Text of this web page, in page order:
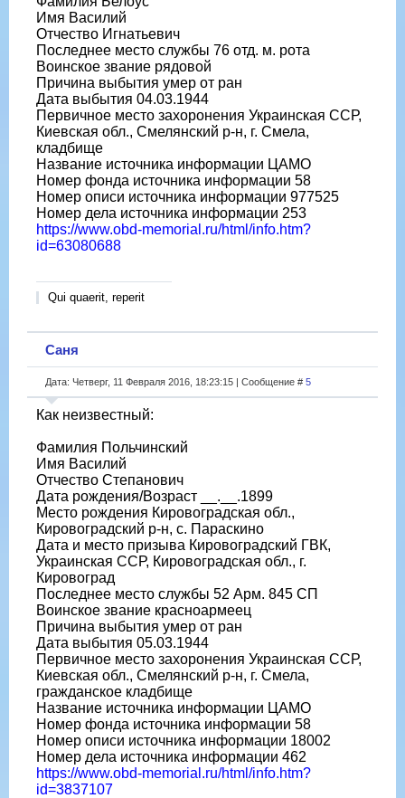
Имя Василий
Отчество Игнатьевич
Последнее место службы 76 отд. м. рота
Воинское звание рядовой
Причина выбытия умер от ран
Дата выбытия 04.03.1944
Первичное место захоронения Украинская ССР,
Киевская обл., Смелянский р-н, г. Смела,
кладбище
Название источника информации ЦАМО
Номер фонда источника информации 58
Номер описи источника информации 977525
Номер дела источника информации 253
https://www.obd-memorial.ru/html/info.htm?
id=63080688
Qui quaerit, reperit
Саня
Дата: Четверг, 11 Февраля 2016, 18:23:15 | Сообщение # 5
Как неизвестный:
Фамилия Польчинский
Имя Василий
Отчество Степанович
Дата рождения/Возраст __.__.1899
Место рождения Кировоградская обл.,
Кировоградский р-н, с. Параскино
Дата и место призыва Кировоградский ГВК,
Украинская ССР, Кировоградская обл., г.
Кировоград
Последнее место службы 52 Арм. 845 СП
Воинское звание красноармеец
Причина выбытия умер от ран
Дата выбытия 05.03.1944
Первичное место захоронения Украинская ССР,
Киевская обл., Смелянский р-н, г. Смела,
гражданское кладбище
Название источника информации ЦАМО
Номер фонда источника информации 58
Номер описи источника информации 18002
Номер дела источника информации 462
https://www.obd-memorial.ru/html/info.htm?
id=3837107